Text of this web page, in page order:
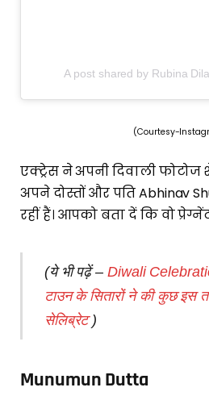
A post shared by Rubina
(Courtesy-
एक्ट्रेस ने अपनी दिवाली
अपने दोस्तों और पति Abhinav
रहीं हैं। आपको बता दें कि वो
(ये भी पढ़ें – Diwali
टाउन के सितारों ने की कुछ इस
सेलिब्रेट)
Munumun Dutta